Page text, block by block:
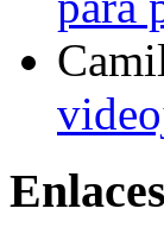
Enlaces